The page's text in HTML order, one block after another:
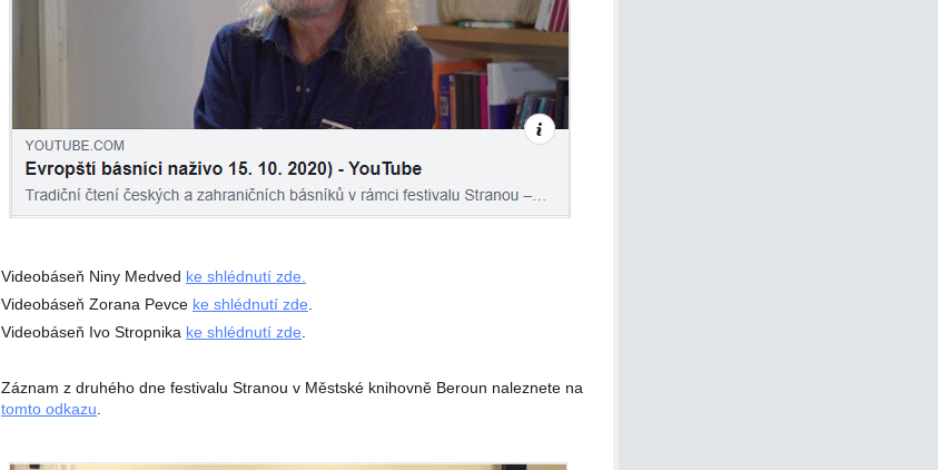
Videobáseň Niny Medved ke shlédnutí zde.
Videobáseň Zorana Pevce ke shlédnutí zde
Videobáseň Ivo Stropnika ke shlédnutí zde
Záznam z druhého dne festivalu Stranou v Městské knihovně Beroun naleznete na
tomto odkazu